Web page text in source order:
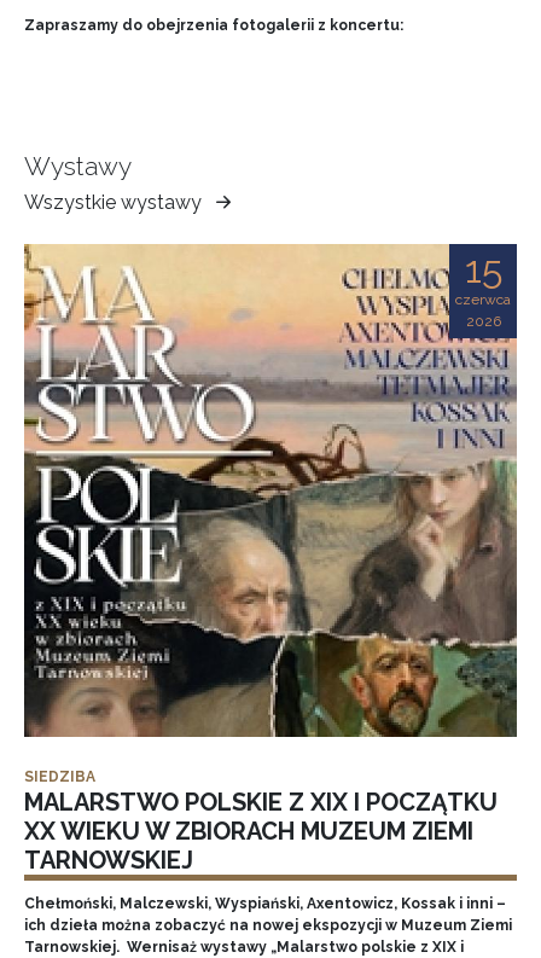
Zapraszamy do obejrzenia fotogalerii z koncertu:
Wystawy
Wszystkie wystawy
Muzeum
Ziemi
Tarnowskiej
15
czerwca
2026
SIEDZIBA
MALARSTWO POLSKIE Z XIX I POCZĄTKU
XX WIEKU W ZBIORACH MUZEUM ZIEMI
TARNOWSKIEJ
Chełmoński, Malczewski, Wyspiański, Axentowicz, Kossak i inni –
ich dzieła można zobaczyć na nowej ekspozycji w Muzeum Ziemi
Tarnowskiej. Wernisaż wystawy „Malarstwo polskie z XIX i